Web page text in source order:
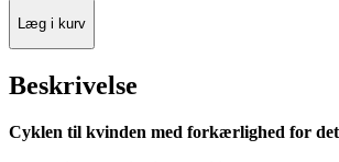
Læg i kurv
Beskrivelse
Cyklen til kvinden med forkærlighed for det